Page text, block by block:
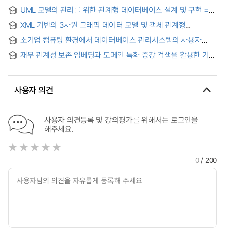
UML 모델의 관리를 위한 관계형 데이터베이스 설계 및 구현 =
Management of UML Models
XML 기반의 3차원 그래픽 데이터 모델 및 객체 관계형
Graphic Data Model and the Mapping Technology to
ORDBMS
소기업 컴퓨팅 환경에서 데이터베이스 관리시스템의 사용자
재무 관계성 보존 임베딩과 도메인 특화 증강 검색을 활용한 기업
Retrieval
사용자 의견
사용자 의견등록 및 강의평가를 위해서는 로그인을
해주세요.
0/ 200